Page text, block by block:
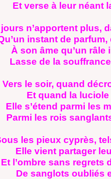
Et verse à leur néant
n’apportent plus,
instant de parfum,
À son âme qu’un
Lasse de la
Vers le soir, quand
Et quand la
Elle s’étend parmi les
Parmi les rois
les pieux cyprès,
Elle vient partager
Et l’ombre sans regrets
De sanglots oubliés